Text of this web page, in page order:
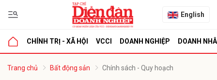
English
CHÍNH TRỊ - XÃ HỘI VCCI DOANH NGHIỆP DOANH
Trang chủ Bất động sản Chính sách - Quy hoạch
luận